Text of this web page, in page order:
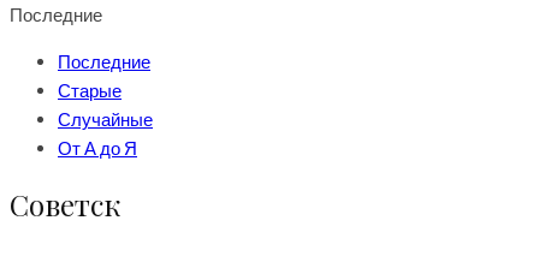
Последние
Последние
Старые
Случайные
От А до Я
Советск